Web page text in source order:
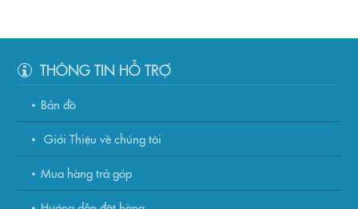
THÔNG TIN HỖ TRỢ
Bản đồ
Giới Thiệu về chúng tôi
Mua hàng trả góp